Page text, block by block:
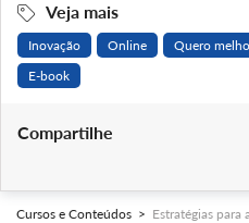
Cursos e Conteúdos > Estratégias para
Veja mais
Inovação Online Quero
E-book
Compartilhe